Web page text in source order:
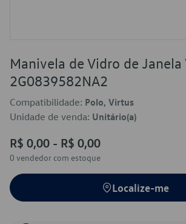
Manivela de Vidro de Janela
2G0839582NA2
Compatibilidade: Polo, Virtus
Unidade de venda: Unitário(a)
R$ 0,00 - R$ 0,00
0 vendedor com estoque
Localize-me